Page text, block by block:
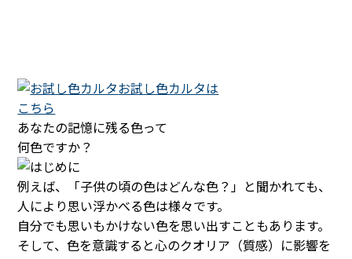
お試し色カルタは
こちら
あなたの記憶に残る色って
何色ですか？
例えば、「子供の頃の色はどんな色？」と聞かれても、
人により思い浮かべる色は様々です。
自分でも思いもかけない色を思い出すこともあります。
そして、色を意識すると心のクオリア（質感）に影響を